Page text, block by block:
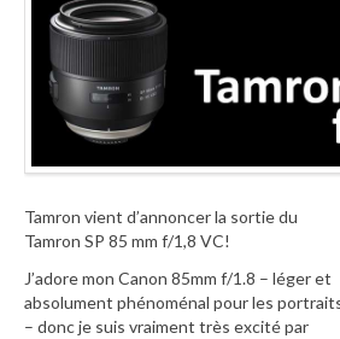
Tamron vient d’annoncer la sortie du
Tamron SP 85 mm f/1,8 VC!
J’adore mon Canon 85mm f/1.8 – léger et
absolument phénoménal pour les
– donc je suis vraiment très excité par